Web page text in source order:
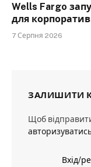
Wells Fargo
для
7 Серпня 2026
ЗАЛИШИТИ
Щоб
Вхід/